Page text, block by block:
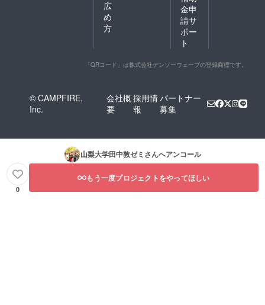
広
め
方
金申
請サ
ポー
ト
「QRコード」は株式会社デンソーウェーブの登録商標です。
© CAMPFIRE,
Inc.
会社概
要
採用情
報
パートナー
募集
山梨大学田中敦ゼミ さんへアンコール
0
もう一度プロジェクトをやってほしい